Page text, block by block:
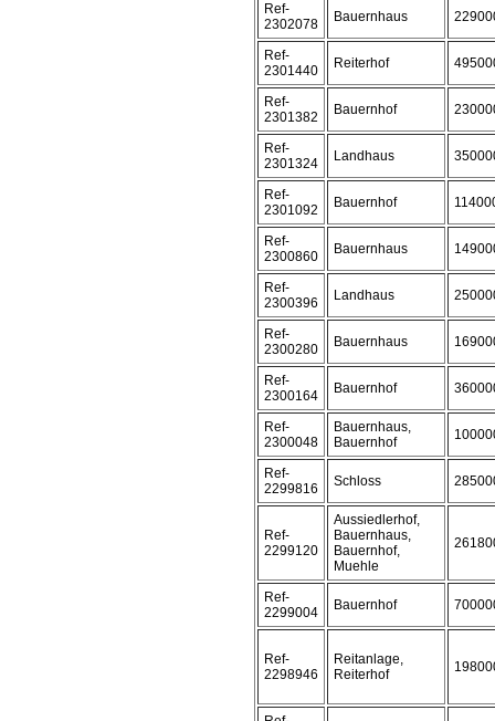
Ref-
2302078
Bauernhaus
Ref-
2301440
Reiterhof
Ref-
2301382
Bauernhof
Ref-
2301324
Landhaus
Ref-
2301092
Bauernhof
Ref-
2300860
Bauernhaus
Ref-
2300396
Landhaus
Ref-
2300280
Bauernhaus
Ref-
2300164
Bauernhof
Ref-
2300048
Bauernhaus,
Bauernhof
Ref-
2299816
Schloss
Ref-
2299120
Aussiedlerhof,
Bauernhaus,
Bauernhof,
Muehle
Ref-
2299004
Bauernhof
Ref-
2298946
Reitanlage,
Reiterhof